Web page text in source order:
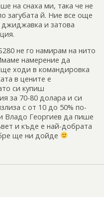
на снаха ми, така че не
загубата й. Ние все още
и затова
не го намирам на нито
намерение да
ходи в командировка
в цените е
си купиш
за 70-80 долара и си
с от 10 до 50% по-
Владо Георгиев да пише
и къде е най-добрата
ще ни дойде